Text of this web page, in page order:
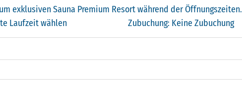
exklusiven Sauna Premium Resort während der Öffnungszeiten.
Laufzeit wählen Zubuchung: Keine Zubuchung